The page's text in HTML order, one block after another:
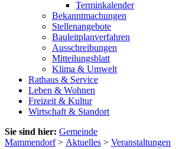
Terminkalender
Bekanntmachungen
Stellenangebote
Bauleitplanverfahren
Ausschreibungen
Mitteilungsblatt
Klima & Umwelt
Rathaus & Service
Leben & Wohnen
Freizeit & Kultur
Wirtschaft & Standort
Sie sind hier: Gemeinde
Mammendorf> Aktuelles > Veranstaltungen